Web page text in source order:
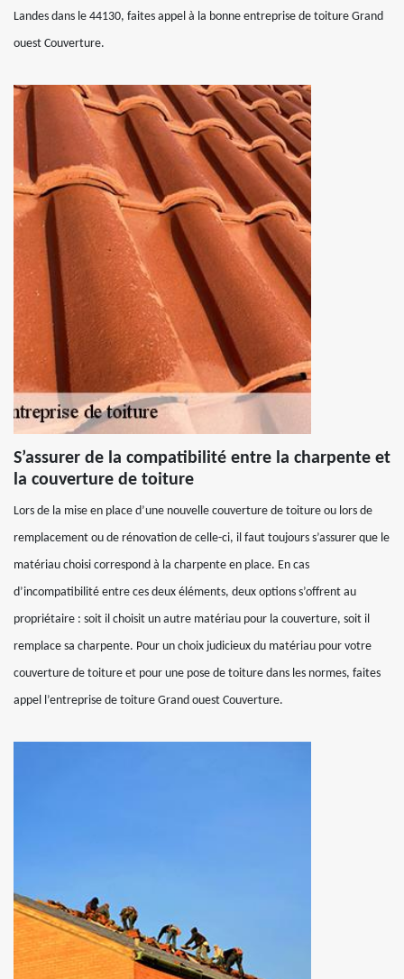
Landes dans le 44130, faites appel à la bonne entreprise de toiture Grand
ouest Couverture.
S’assurer de la compatibilité entre la charpente et
la couverture de toiture
Lors de la mise en place d’une nouvelle couverture de toiture ou lors de
remplacement ou de rénovation de celle-ci, il faut toujours s’assurer que le
matériau choisi correspond à la charpente en place. En cas
d’incompatibilité entre ces deux éléments, deux options s’offrent au
propriétaire : soit il choisit un autre matériau pour la couverture, soit il
remplace sa charpente. Pour un choix judicieux du matériau pour votre
couverture de toiture et pour une pose de toiture dans les normes, faites
appel l’entreprise de toiture Grand ouest Couverture.